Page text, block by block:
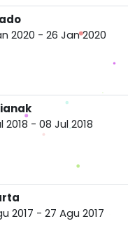
2020 - 26 Jan 2020
2018 - 08 Jul 2018
2017 - 27 Agu 2017